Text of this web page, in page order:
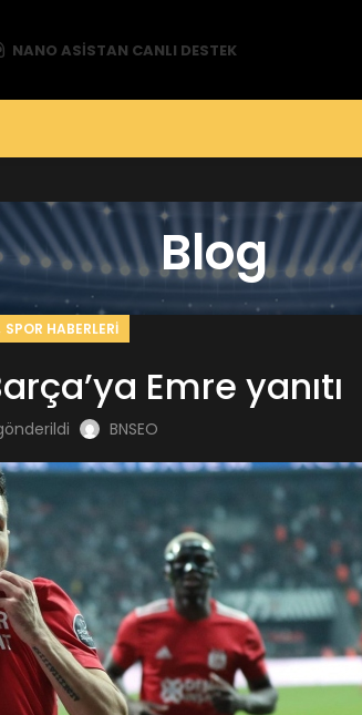
NANO ASISTAN CANLI DESTEK
Blog
SPOR HABERLERI
Emre yanıtı
BNSEO